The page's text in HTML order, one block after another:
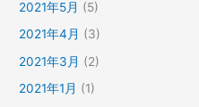
2021年5月 (5)
2021年4月 (3)
2021年3月 (2)
2021年1月 (1)